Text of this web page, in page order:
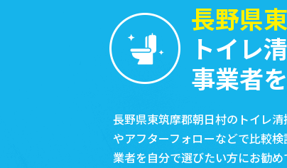
長野県
トイレ
事業者
長野県東筑摩郡朝日村のトイレ
やアフターフォローなどで比較
業者を自分で選びたい方にお勧め